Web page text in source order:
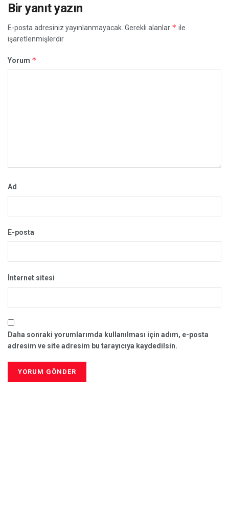
Bir yanıt yazın
E-posta adresiniz yayınlanmayacak. Gerekli alanlar * ile
işaretlenmişlerdir
Yorum *
Ad
E-posta
İnternet sitesi
Daha sonraki yorumlarımda kullanılması için adım, e-posta
adresim ve site adresim bu tarayıcıya kaydedilsin.